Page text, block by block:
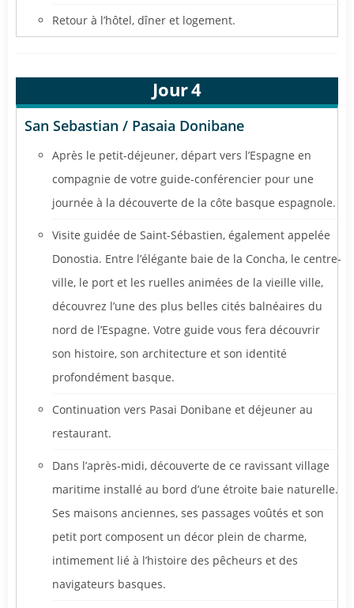
Retour à l’hôtel, dîner et logement.
Jour4
San Sebastian / Pasaia Donibane
Après le petit-déjeuner, départ vers l’Espagne en
compagnie de votre guide-conférencier pour une
journée à la découverte de la côte basque espagnole.
Visite guidée de Saint-Sébastien, également appelée
Donostia. Entre l’élégante baie de la Concha, le centre-
ville, le port et les ruelles animées de la vieille ville,
découvrez l’une des plus belles cités balnéaires du
nord de l’Espagne. Votre guide vous fera découvrir
son histoire, son architecture et son identité
profondément basque.
Continuation vers Pasai Donibane et déjeuner au
restaurant.
Dans l’après-midi, découverte de ce ravissant village
maritime installé au bord d’une étroite baie naturelle.
Ses maisons anciennes, ses passages voûtés et son
petit port composent un décor plein de charme,
intimement lié à l’histoire des pêcheurs et des
navigateurs basques.